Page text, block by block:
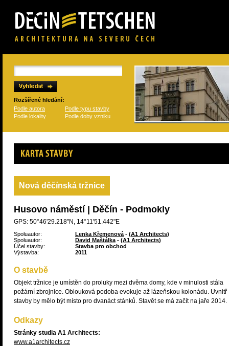
Rozšířené hledání:
Podle autora
Podle typu stavby
Podle lokality
Podle doby vzniku
Karta stavby
Nová děčínská tržnice
Husovo náměstí | Děčín - Podmokly
GPS: 50°46'29.218"N, 14°11'51.442"E
Spoluautor: Lenka Křemenová - (A1 Architects)
Spoluautor:
David Maštálka - (A1 Architects)
Účel stavby:
Stavba pro obchod
Výstavba:
2011
O stavbě
Objekt tržnice je umístěn do proluky mezi dvěma domy, kde v minulosti stála
požární zbrojnice. Oblouková podoba evokuje až lázeňskou kolonádu. Uvnitř
stavby by mělo být místo pro dvanáct stánků. Stavět se má začít na jaře 2014.
Odkazy
Stránky studia A1 Architects:
www.a1architects.cz